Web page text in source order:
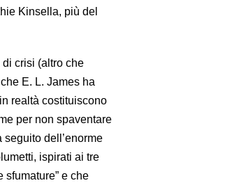
Kinsella, più del
di crisi (altro che
E. L. James ha
realtà costituiscono
per non spaventare
dell’enorme
ispirati ai tre
e che